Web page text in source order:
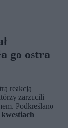
go ostra
reakcją
zarzucili
Podkreślano